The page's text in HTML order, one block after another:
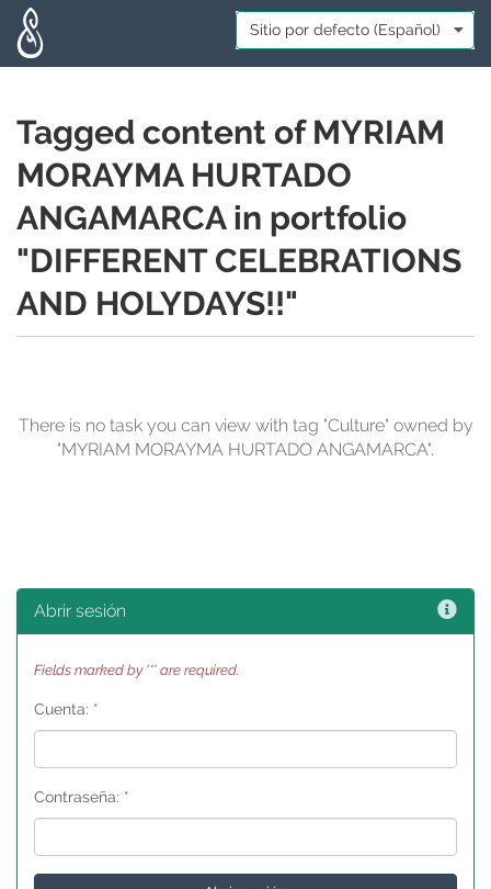
Idioma:
Tagged content of MYRIAM
MORAYMA HURTADO
ANGAMARCA in portfolio
"DIFFERENT CELEBRATIONS
AND HOLYDAYS!!"
There is no task you can view with tag "Culture" owned by
"MYRIAM MORAYMA HURTADO ANGAMARCA".
Abrir sesión
Fields marked by '*' are required.
Cuenta: *
Contraseña: *